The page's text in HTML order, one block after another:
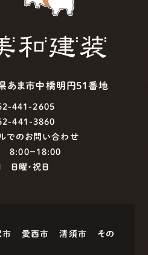
あま市中橋明円51番地
441-2605
441-3860
でのお問い合わせ
8:00−18:00
日曜・祝日
市 愛西市 清須市
その